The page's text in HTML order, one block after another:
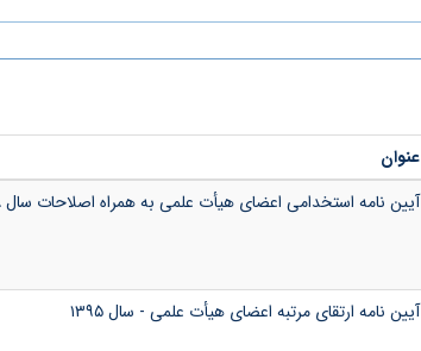
عنوان
آیین نامه استخدامی اعضای هیأت علمی به همراه اصلاحات سال ۱۳۹۸
آیین نامه ارتقای مرتبه اعضای هیأت علمی - سال ۱۳۹۵